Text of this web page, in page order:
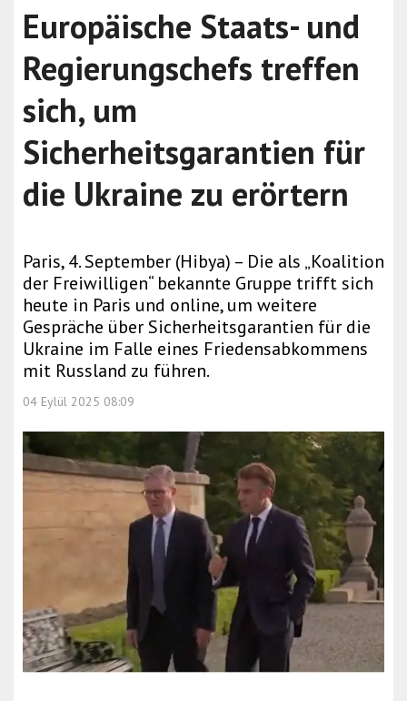
Europäische Staats- und
Regierungschefs treffen
sich, um
Sicherheitsgarantien für
die Ukraine zu erörtern
Paris, 4. September (Hibya) – Die als „Koalition
der Freiwilligen“ bekannte Gruppe trifft sich
heute in Paris und online, um weitere
Gespräche über Sicherheitsgarantien für die
Ukraine im Falle eines Friedensabkommens
mit Russland zu führen.
04 Eylül 2025 08:09